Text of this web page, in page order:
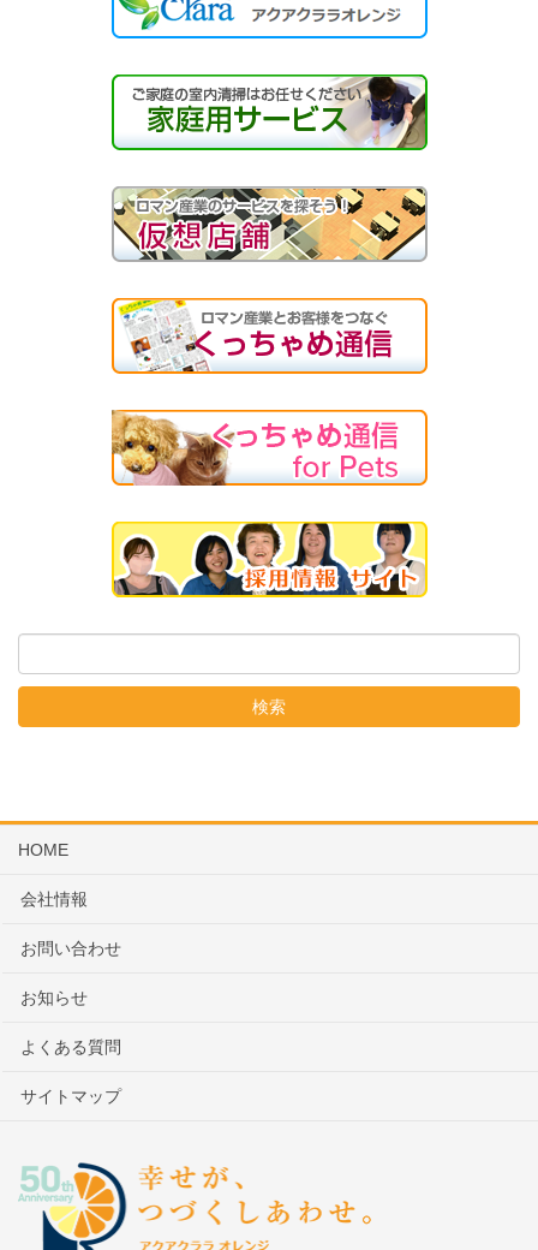
HOME
会社情報
お問い合わせ
お知らせ
よくある質問
サイトマップ